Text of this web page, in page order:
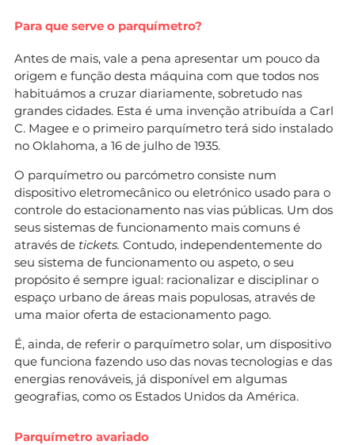
Para que serve o parquímetro?
Antes de mais, vale a pena apresentar um pouco da
origem e função desta máquina com que todos nos
habituámos a cruzar diariamente, sobretudo nas
grandes cidades. Esta é uma invenção atribuída a Carl
C. Magee e o primeiro parquímetro terá sido instalado
no Oklahoma, a 16 de julho de 1935.
O parquímetro ou parcómetro consiste num
dispositivo eletromecânico ou eletrónico usado para o
controle do estacionamento nas vias públicas. Um dos
seus sistemas de funcionamento mais comuns é
através de tickets. Contudo, independentemente do
seu sistema de funcionamento ou aspeto, o seu
propósito é sempre igual: racionalizar e disciplinar o
espaço urbano de áreas mais populosas, através de
uma maior oferta de estacionamento pago.
É, ainda, de referir o parquímetro solar, um dispositivo
que funciona fazendo uso das novas tecnologias e das
energias renováveis, já disponível em algumas
geografias, como os Estados Unidos da América.
Parquímetro avariado